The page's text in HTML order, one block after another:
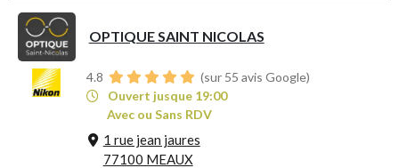
OPTIQUE SAINT NICOLAS
4.8
(sur 55 avis Google)
Ouvert jusque 19:00
Avec ou Sans RDV
1 rue jean jaures
77100 MEAUX